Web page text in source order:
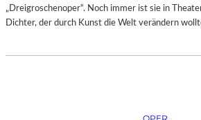
„Dreigroschenoper“. Noch immer ist sie in
Dichter, der durch Kunst die Welt verändern